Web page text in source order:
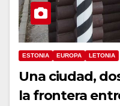
ESTONIA EUROPA LETONIA
Una ciudad,
la frontera